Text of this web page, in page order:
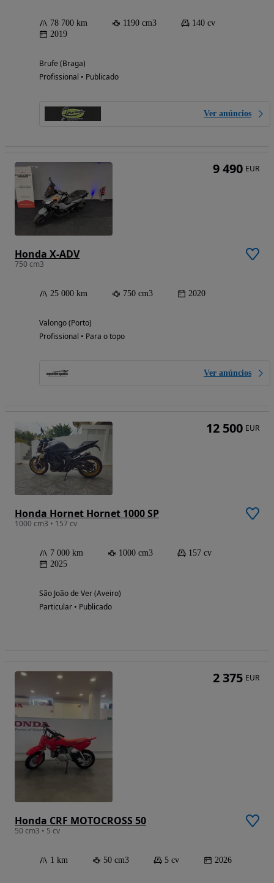
78 700 km 1190 cm3
140 cv
2019
Brufe (Braga)
Profissional • Publicado
Ver anúncios
Honda X-ADV
750 cm3
25 000 km 750 cm3 2020
Valongo (Porto)
Profissional • Para o topo
Ver anúncios
9 490 EUR
Honda Hornet Hornet 1000 SP
1000 cm3 • 157 cv
7 000 km 1000 cm3
157 cv
2025
São João de Ver (Aveiro)
Particular • Publicado
12 500 EUR
Honda CRF MOTOCROSS 50
50 cm3 • 5 cv
1 km 50 cm3 5 cv 2026
2 375 EUR